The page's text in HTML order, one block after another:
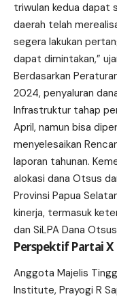
triwulan kedua dapat
daerah telah
segera lakukan
dapat dimintakan,”
Berdasarkan
2024, penyaluran
Infrastruktur tahap
April, namun bisa
menyelesaikan
laporan tahunan.
alokasi dana Otsus
Provinsi Papua
kinerja, termasuk
dan SiLPA Dana
Perspektif Partai X
Anggota Majelis
Institute, Prayogi R